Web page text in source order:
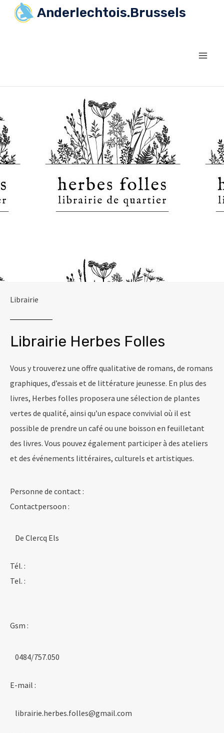
Anderlechtois.Brussels
Librairie
Librairie Herbes Folles
Vous y trouverez une offre qualitative de romans, de romans
graphiques, d’essais et de littérature jeunesse. En plus des
livres, Herbes folles proposera une sélection de plantes
vertes de qualité, ainsi qu’un espace convivial où il est
possible de prendre un café ou une boisson en feuilletant
des livres. Vous pouvez également participer à des ateliers
et des événements littéraires, culturels et artistiques.
Personne de contact :
Contactpersoon :
De Clercq Els
Tél. :
Tel. :
Gsm :
0484/757.050
E-mail :
librairie.herbes.folles@gmail.com